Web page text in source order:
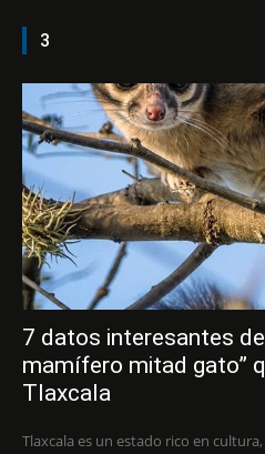
3
7 datos interesantes
mamífero mitad gato”
Tlaxcala
Tlaxcala es un estado rico en